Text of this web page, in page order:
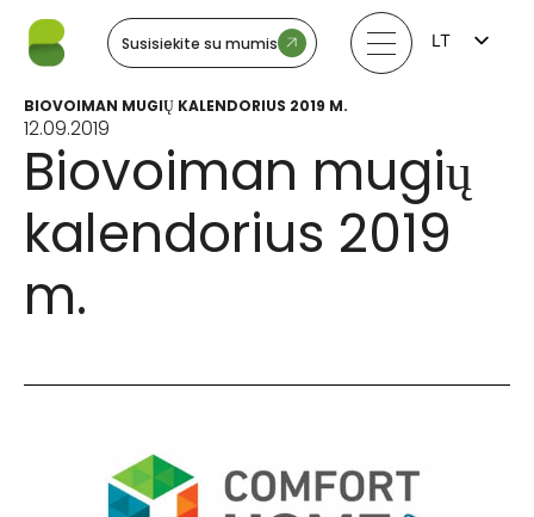
Susisiekite su mumis
LT
SV
NO
BIOVOIMAN MUGIŲ KALENDORIUS 2019 M.
12.09.2019
Biovoiman mugių
kalendorius 2019
m.